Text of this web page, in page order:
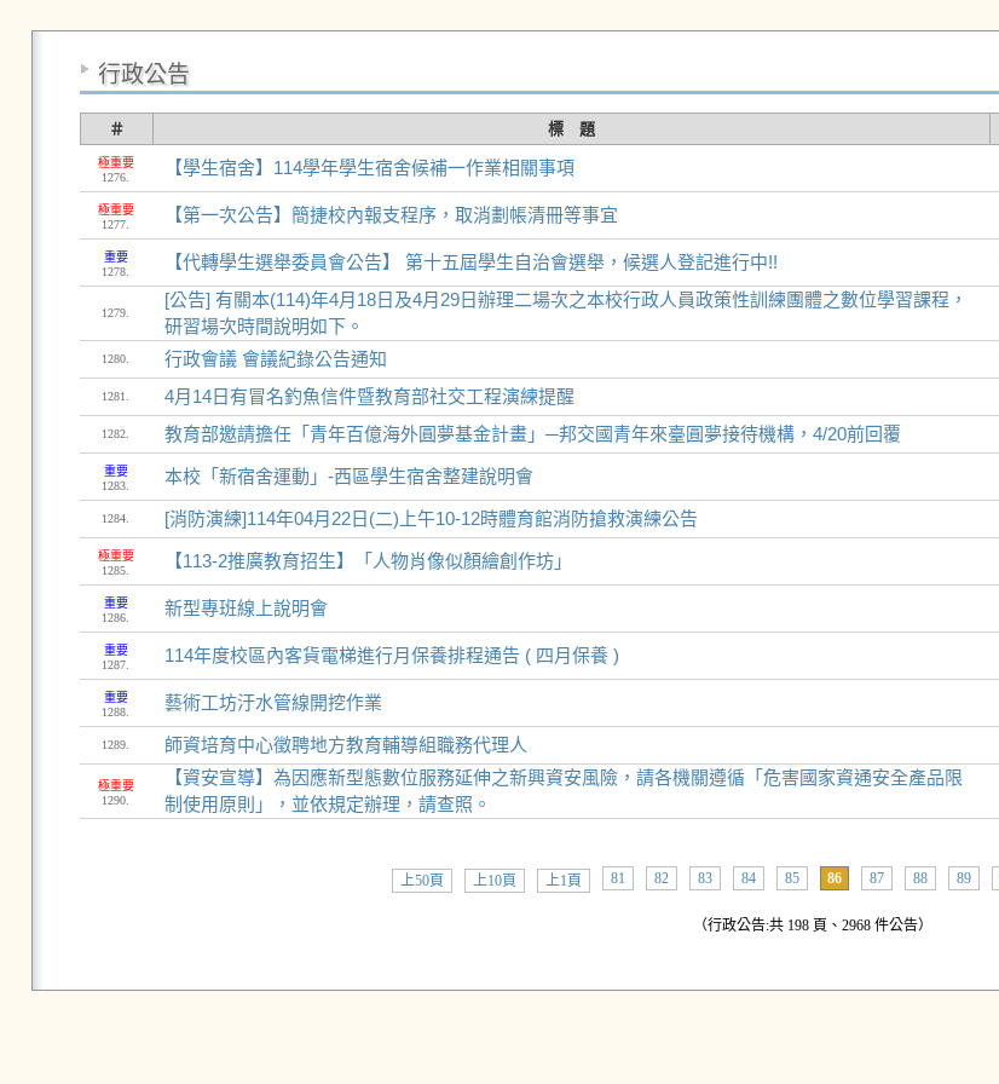
行政公告
＃ 標 題
極重要
1276.
【學生宿舍】114學年學生宿舍候補一作業相關事項
極重要
1277.
【第一次公告】簡捷校內報支程序，取消劃帳清冊等事宜
重要
1278.
【代轉學生選舉委員會公告】 第十五屆學生自治會選舉，候選人登記進行中!!
1279.
[公告] 有關本(114)年4月18日及4月29日辦理二場次之本校行政人員政策性訓練團體之數位學習課程，
研習場次時間說明如下。
1280. 行政會議 會議紀錄公告通知
1281. 4月14日有冒名釣魚信件暨教育部社交工程演練提醒
1282. 教育部邀請擔任「青年百億海外圓夢基金計畫」─邦交國青年來臺圓夢接待機構，4/20前回覆
重要
1283.
本校「新宿舍運動」-西區學生宿舍整建說明會
1284. [消防演練]114年04月22日(二)上午10-12時體育館消防搶救演練公告
極重要
1285.
【113-2推廣教育招生】「人物肖像似顏繪創作坊」
重要
1286.
新型專班線上說明會
重要
1287.
114年度校區內客貨電梯進行月保養排程通告 ( 四月保養 )
重要
1288.
藝術工坊汙水管線開挖作業
1289. 師資培育中心徵聘地方教育輔導組職務代理人
極重要
1290.
【資安宣導】為因應新型態數位服務延伸之新興資安風險，請各機關遵循「危害國家資通安全產品限
制使用原則」，並依規定辦理，請查照。
上50頁 上10頁 上1頁 81 82 83 84 85 86 87 88 89
（行政公告:共 198 頁、2968 件公告）